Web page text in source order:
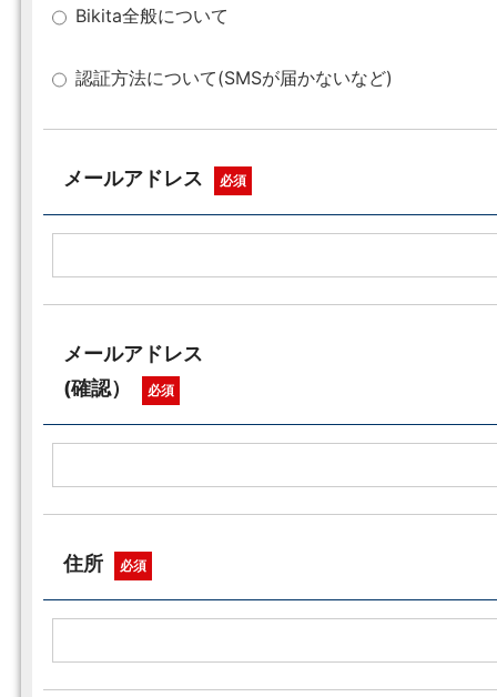
Bikita全般について
認証方法について(SMSが届かないなど)
メールアドレス 必須
メールアドレス
(確認）
必須
住所 必須